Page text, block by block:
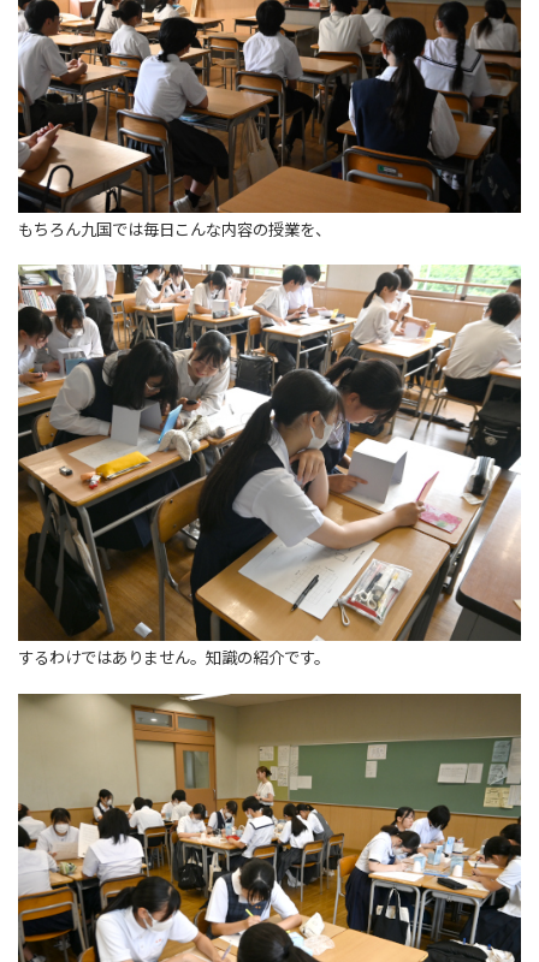
もちろん九国では毎日こんな内容の授業を、
するわけではありません。知識の紹介です。